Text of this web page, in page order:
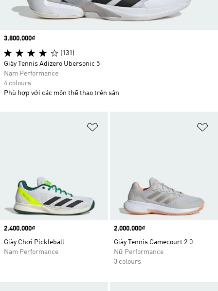
Price
2.400.000₫
Giày Chơi Pickleball
Nam Performance
Price
2.000.000₫
Giày Tennis Gamecourt 2.0
Nữ Performance
3 colours
Price
3.800.000₫
(131)
Giày Tennis Adizero Ubersonic 5
Nam Performance
4 colours
Phù hợp với các môn thể thao trên sân